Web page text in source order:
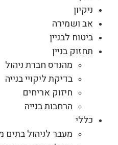
ניקיון
אב ושמירה
ביטוח לבניין
תחזוק בניין
מהנדס חברת ניהול
בדיקת ליקויי בנייה
חיזוק אריחים
הרחבות בנייה
כללי
מעבר לניהול בתים